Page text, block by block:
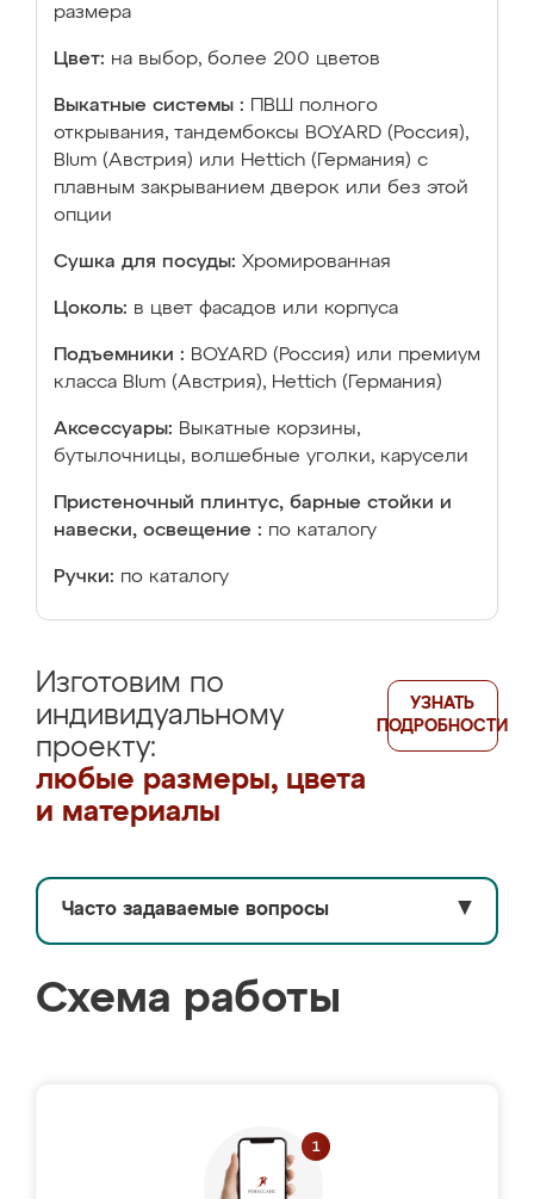
размера
Цвет: на выбор, более 200 цветов
Выкатные системы :
ПВШ полного
открывания, тандембоксы BOYARD (Россия),
Blum (Австрия) или Hettich (Германия) с
плавным закрыванием дверок или без этой
опции
Сушка для посуды: Хромированная
Цоколь: в цвет фасадов или корпуса
Подъемники : BOYARD (Россия) или премиум
класса Blum (Австрия), Hettich (Германия)
Аксессуары: Выкатные корзины,
бутылочницы, волшебные уголки, карусели
Пристеночный плинтус, барные стойки и
навески, освещение : по каталогу
Ручки: по каталогу
Изготовим по
индивидуальному
проекту:
любые размеры, цвета
и материалы
УЗНАТЬ
ПОДРОБНОСТИ
Часто задаваемые вопросы ▼
Схема работы